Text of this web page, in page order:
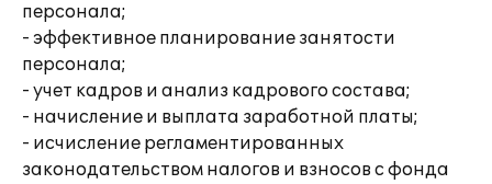
персонала;
- эффективное планирование занятости
персонала;
- учет кадров и анализ кадрового состава;
- начисление и выплата заработной платы;
- исчисление регламентированных
законодательством налогов и взносов с фонда